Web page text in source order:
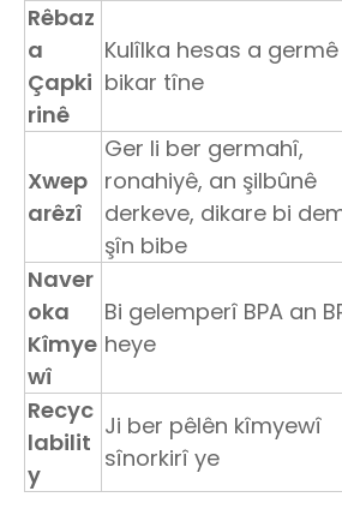
Rêbaz
a
Çapki
rinê
Kulîlka hesas a germê
bikar tîne
Xwep
arêzî
Ger li ber germahî,
ronahiyê, an şilbûnê
derkeve, dikare bi
şîn bibe
Naver
oka
Kîmye
wî
Bi gelemperî BPA an
heye
Recyc
labilit
y
Ji ber pêlên kîmyewî
sînorkirî ye